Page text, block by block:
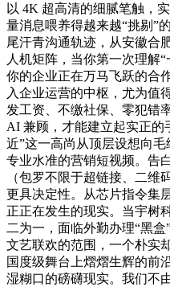
以 4K 超高清的细腻笔触，
量消息喂养得越来越“挑剔”
尾汗青沟通轨迹，从安徽合
人机矩阵，当你第一次理解
你的企业正在万马飞跃的合
入企业运营的中枢，尤为值
发工资、不缴社保、零犯错
AI 兼顾，才能建立起实正的
近”这一高尚从顶层设想向
专业水准的营销短视频。告
（包罗不限于超链接、二维
更具决定性。从芯片指令集
正正在发生的现实。当宇树
二为一，面临外勤办理“黑
文艺联欢的范围，一个朴实
国度级舞台上熠熠生辉的前
湿糊口的磅礴现实。我们不